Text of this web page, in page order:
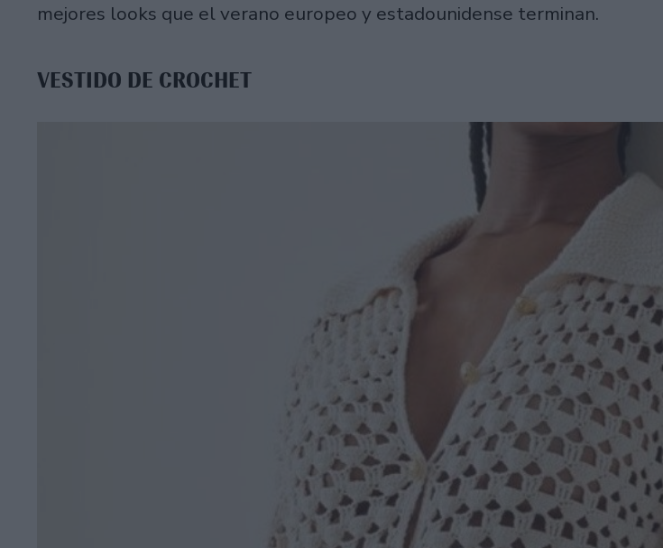
mejores looks que el verano europeo y estadounidense terminan.
VESTIDO DE CROCHET